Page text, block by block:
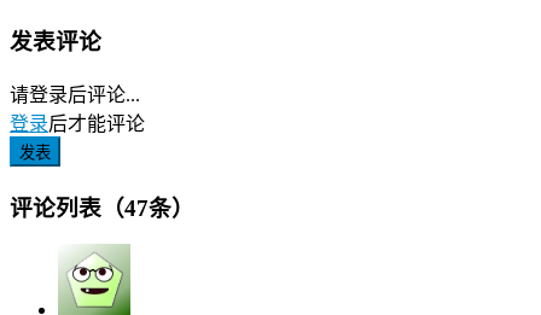
发表评论
请登录后评论...
登录后才能评论
发表
评论列表（47条）